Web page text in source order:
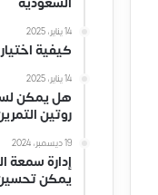
14 يناير، 2025
كيفية
14 يناير، 2025
روتين
19 ديسمبر، 2024
يمكن تحسين